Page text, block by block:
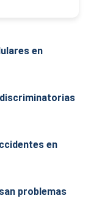
en
en
problemas